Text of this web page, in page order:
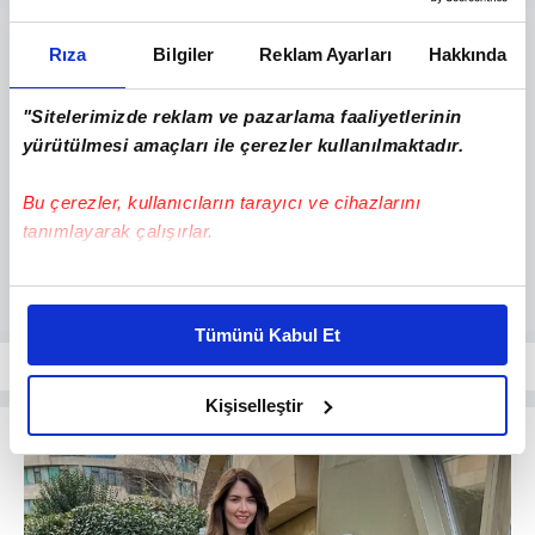
Rıza Bilgiler Reklam Ayarları Hakkında
"Sitelerimizde reklam ve pazarlama faaliyetlerinin
yürütülmesi amaçları ile çerezler kullanılmaktadır.
Bu çerezler, kullanıcıların tarayıcı ve cihazlarını
tanımlayarak çalışırlar.
Bu çerezlere izin vermeniz halinde sizlere özel
daha iyi reklam deneyimi yaşatabiliriz. Bunu yaparken
amacımızın size daha iyi bir reklam deneyimi sunmak
olduğunu ve sizlere en iyi içerikleri sunabilmek adına
elimizden gelen çabayı gösterdiğimizi ve bu noktada,
reklamların maliyetlerimizi karşılamak noktasında tek gelir
kalemimiz olduğunu sizlere hatırlatmak isteriz.
Tümünü Kabul Et
Kişiselleştir